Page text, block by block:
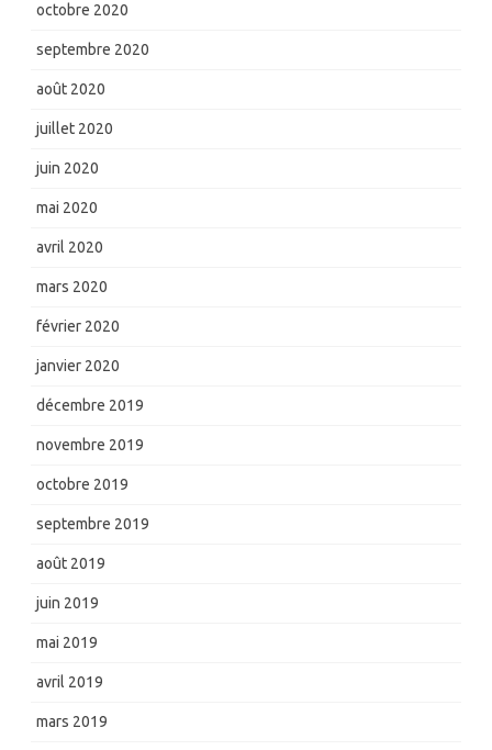
octobre 2020
septembre 2020
août 2020
juillet 2020
juin 2020
mai 2020
avril 2020
mars 2020
février 2020
janvier 2020
décembre 2019
novembre 2019
octobre 2019
septembre 2019
août 2019
juin 2019
mai 2019
avril 2019
mars 2019